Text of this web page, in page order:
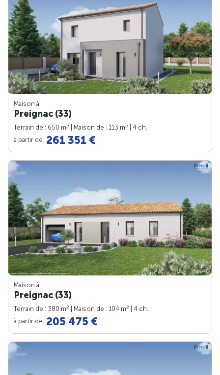
Maison à
Preignac (33)
Terrain de : 650 m2 | Maison de : 113 m2
| 4 ch.
à partir de 261 351 €
Maison à
Preignac (33)
Terrain de : 380 m2 | Maison de : 104 m2
| 4 ch.
à partir de 205 475 €